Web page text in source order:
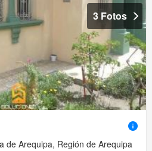
3 Fotos
de Arequipa, Región de Arequipa